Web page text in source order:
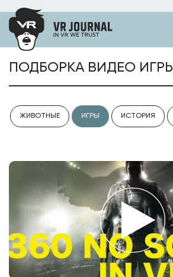
ПОДБОРКА ВИДЕО ИГРЫ
ЖИВОТНЫЕ ИГРЫ ИСТОРИЯ